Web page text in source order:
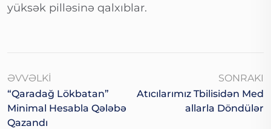
yüksək pilləsinə qalxıblar.
ƏVVƏLKI
“Qaradağ Lökbatan”
Minimal Hesabla Qələbə
Qazandı
SONRAKI
Atıcılarımız Tbilisidən Med
Allarla Döndülər